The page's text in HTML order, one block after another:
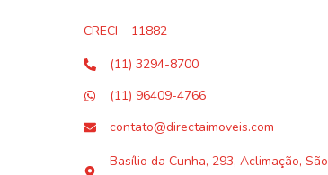
CRECI
11882
(11) 3294-8700
(11) 96409-4766
contato@directaimoveis.com
Basílio da Cunha, 293, Aclimação, São